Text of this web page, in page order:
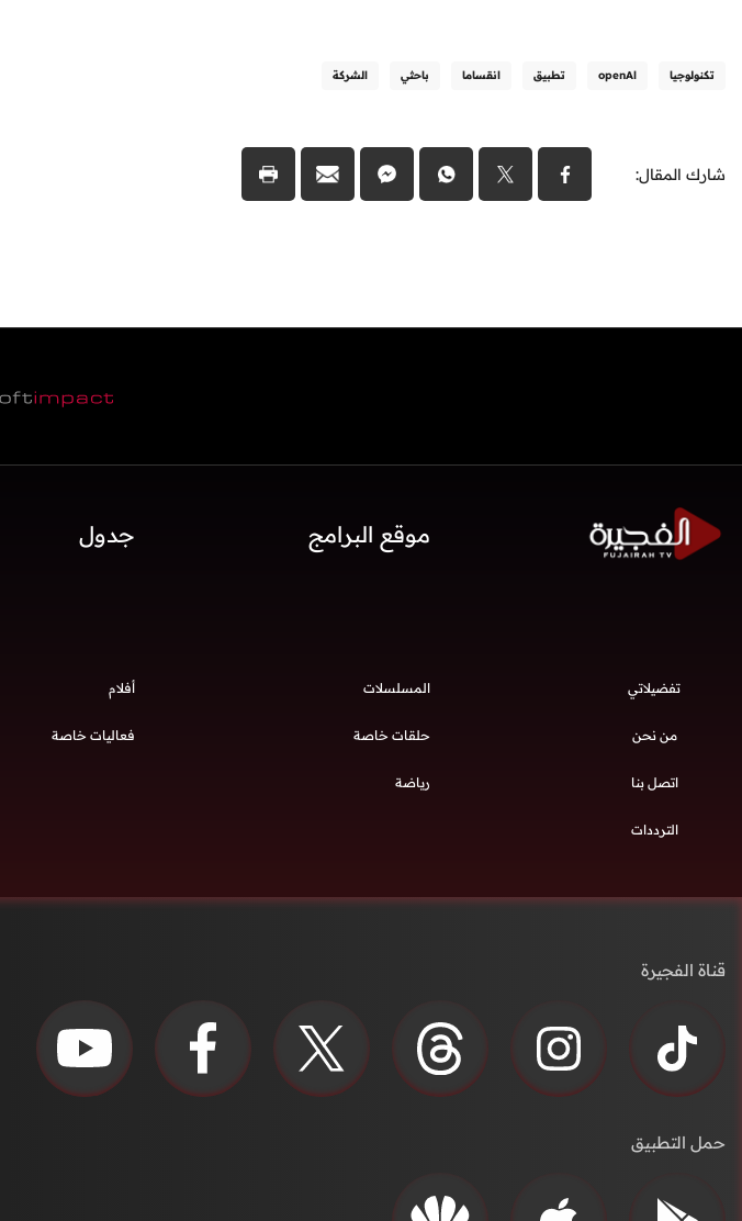
تكنولوجيا openAl تطبيق انقساما باحثي الشركة
شارك المقال:
موقع البرامج جدول
تفضيلاتي
من نحن
اتصل بنا
الترددات
المسلسلات أفلام
حلقات خاصة فعاليات خاصة
رياضة
قناة الفجيرة
حمل التطبيق